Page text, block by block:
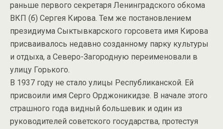
раньше первого секретаря Ленинградского обкома
ВКП (б) Сергея Кирова. Тем же постановлением
президиума Сыктывкарского горсовета имя Кирова
присваивалось недавно созданному парку культуры
и отдыха, а Северо-Загородную переименовали в
улицу Горького.
В 1937 году не стало улицы Республиканской. Ей
присвоили имя Серго Орджоникидзе. В начале этого
страшного года видный большевик и один из
руководителей советского государства, протестуя